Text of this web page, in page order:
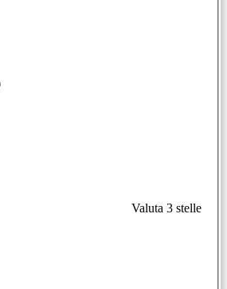
Valuta 3 stelle